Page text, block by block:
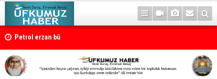
Petrol erzan bû